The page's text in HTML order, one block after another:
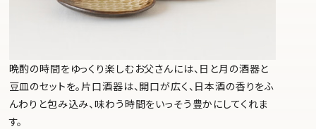
晩酌の時間をゆっくり楽しむお父さんには、日と月の酒器と
豆皿のセットを。片口酒器は、開口が広く、日本酒の香りをふ
んわりと包み込み、味わう時間をいっそう豊かにしてくれま
す。